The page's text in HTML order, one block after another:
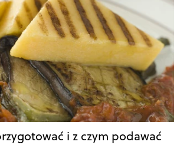
i z czym podawać